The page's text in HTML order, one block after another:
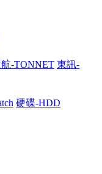
-TONNET 東訊-
硬碟-HDD